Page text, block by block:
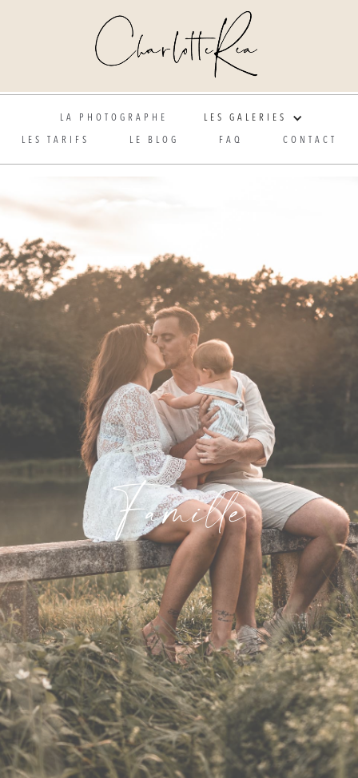
LA PHOTOGRAPHE LES GALERIES
LES TARIFS LE BLOG FAQ CONTACT
Famille